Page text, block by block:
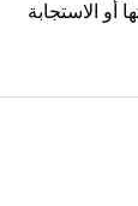
الاستجابة